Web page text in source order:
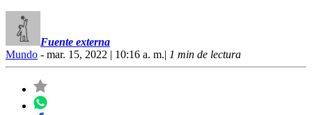
Fuente externa
Mundo - mar. 15, 2022 | 10:16 a. m.| 1 min de lectura